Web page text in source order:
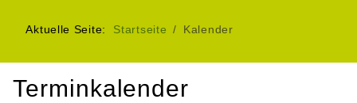
Aktuelle Seite: Startseite Kalender
Terminkalender